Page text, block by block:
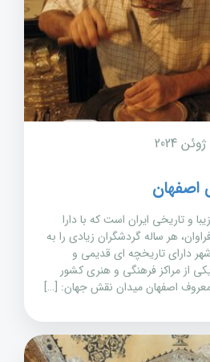
اصفهان
و تاریخی ایران است که با دارا
هر ساله گردشگران زیادی را به
دارای تاریخچه ای قدیمی و
از مراکز فرهنگی و هنری کشور
اصفهان میدان نقش جهان: […]